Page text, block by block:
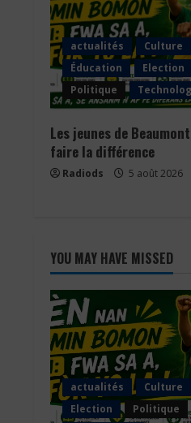
actualités
Culture
Éducation
Election
Politique
Les jeunes de
faire la différence
Radiods 5 août 2026
YOU MAY HAVE MISSED
actualités Culture
Election
Politique